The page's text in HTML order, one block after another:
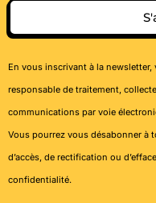
En vous inscrivant à la
responsable de traitement,
communications par voie
Vous pourrez vous désabonner à
d’accès, de rectification ou
confidentialité.